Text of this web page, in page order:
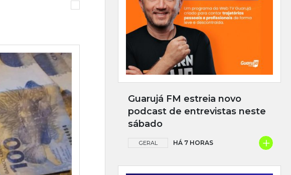
Guarujá FM estreia novo
podcast de entrevistas neste
sábado
GERAL HÁ 7 HORAS +